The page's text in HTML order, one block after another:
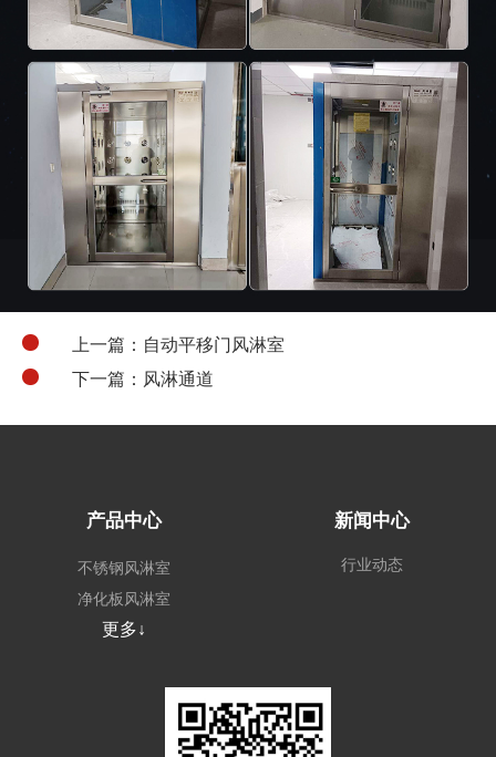
上一篇：自动平移门风淋室
下一篇：风淋通道
产品中心
不锈钢风淋室
净化板风淋室
外冷板风淋室
更多↓
新闻中心
行业动态